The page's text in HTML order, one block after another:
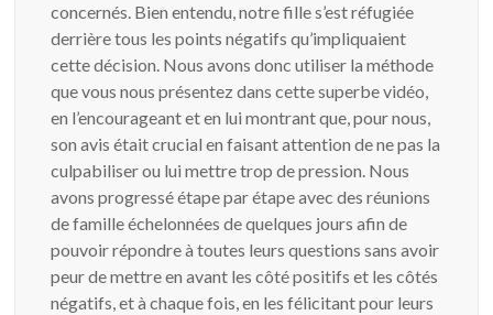
concernés. Bien entendu, notre fille s’est réfugiée
derrière tous les points négatifs qu’impliquaient
cette décision. Nous avons donc utiliser la méthode
que vous nous présentez dans cette superbe vidéo,
en l’encourageant et en lui montrant que, pour nous,
son avis était crucial en faisant attention de ne pas la
culpabiliser ou lui mettre trop de pression. Nous
avons progressé étape par étape avec des réunions
de famille échelonnées de quelques jours afin de
pouvoir répondre à toutes leurs questions sans avoir
peur de mettre en avant les côté positifs et les côtés
négatifs, et à chaque fois, en les félicitant pour leurs